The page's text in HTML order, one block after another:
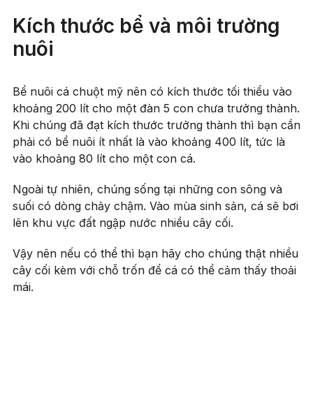
Kích thước bể và môi trường
nuôi
Bể nuôi cá chuột mỹ nên có kích thước tối thiểu vào
khoảng 200 lít cho một đàn 5 con chưa trưởng thành.
Khi chúng đã đạt kích thước trưởng thành thì bạn cần
phải có bể nuôi ít nhất là vào khoảng 400 lít, tức là
vào khoảng 80 lít cho một con cá.
Ngoài tự nhiên, chúng sống tại những con sông và
suối có dòng chảy chậm. Vào mùa sinh sản, cá sẽ bơi
lên khu vực đất ngập nước nhiều cây cối.
Vậy nên nếu có thể thì bạn hãy cho chúng thật nhiều
cây cối kèm với chỗ trốn để cá có thể cảm thấy thoải
mái.